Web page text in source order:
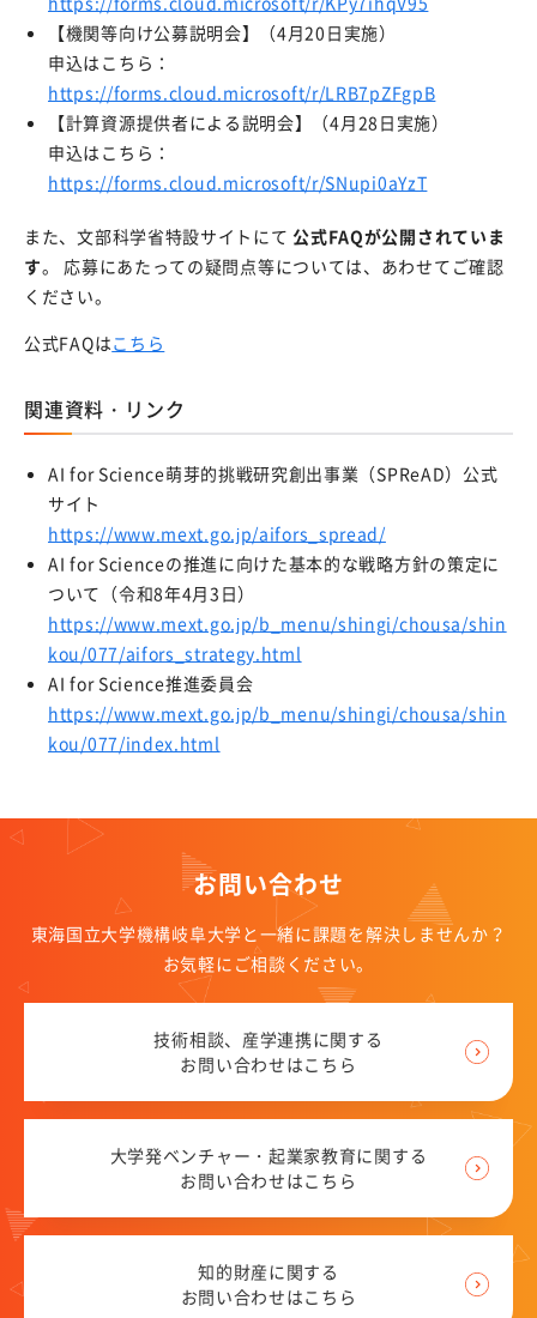
よくある質問
関連リンク
様式ダウンロード
【機関等向け公募説明会】（4月20日実施）
申込はこちら：
https://forms.cloud.microsoft/r/LRB7pZFgpB
【計算資源提供者による説明会】（4月28日実施）
申込はこちら：
https://forms.cloud.microsoft/r/SNupi0aYzT
また、文部科学省特設サイトにて 公式FAQが公開されていま
す。 応募にあたっての疑問点等については、あわせてご確認
ください。
公式FAQはこちら
関連資料・リンク
AI for Science萌芽的挑戦研究創出事業（SPReAD）公式
サイト
https://www.mext.go.jp/aifors_spread/
AI for Scienceの推進に向けた基本的な戦略方針の策定に
ついて（令和8年4月3日）
https://www.mext.go.jp/b_menu/shingi/chousa/shin
kou/077/aifors_strategy.html
AI for Science推進委員会
https://www.mext.go.jp/b_menu/shingi/chousa/shin
kou/077/index.html
お問い合わせ
東海国立大学機構岐阜大学と一緒に課題を解決しませんか？
お気軽にご相談ください。
技術相談、産学連携に関する
お問い合わせはこちら
大学発ベンチャー・起業家教育に関する
お問い合わせはこちら
知的財産に関する
お問い合わせはこちら